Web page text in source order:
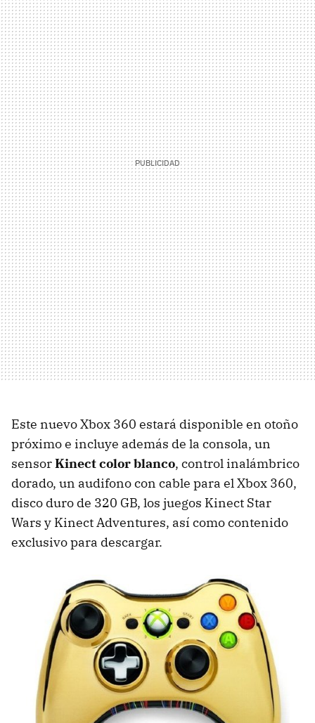
Este nuevo Xbox 360 estará disponible en otoño
próximo e incluye además de la consola, un
sensorKinect color blanco, control inalámbrico
dorado, un audifono con cable para el Xbox 360,
disco duro de 320 GB, los juegos Kinect Star
Wars y Kinect Adventures, así como contenido
exclusivo para descargar.